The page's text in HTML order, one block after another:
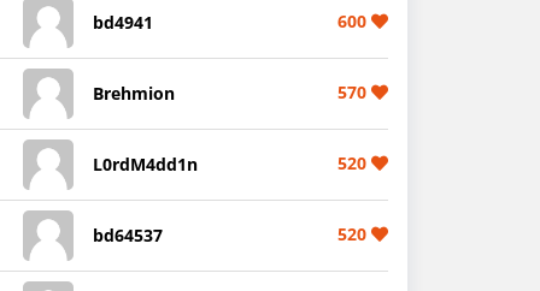
bd4941 600
Brehmion 570
L0rdM4dd1n 520
bd64537 520